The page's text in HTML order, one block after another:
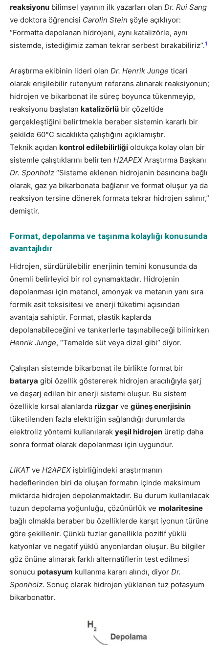
reaksiyonu bilimsel yayının ilk yazarları olan Dr. Rui Sang
ve doktora öğrencisi Carolin Stein şöyle açıklıyor:
“Formatta depolanan hidrojeni, aynı katalizörle, aynı
sistemde, istediğimiz zaman tekrar serbest bırakabiliriz”.1
Araştırma ekibinin lideri olan Dr. Henrik Junge ticari
olarak erişilebilir rutenyum referans alınarak reaksiyonun;
hidrojen ve bikarbonat ile süreç boyunca tükenmeyip,
reaksiyonu başlatan katalizörlü bir çözeltide
gerçekleştiğini belirtmekle beraber sistemin kararlı bir
şekilde 60°C sıcaklıkta çalıştığını açıklamıştır.
Teknik açıdan kontrol edilebilirliği oldukça kolay olan bir
sistemle çalıştıklarını belirten H2APEX Araştırma Başkanı
Dr. Sponholz “Sisteme eklenen hidrojenin basıncına bağlı
olarak, gaz ya bikarbonata bağlanır ve format oluşur ya da
reaksiyon tersine dönerek formata tekrar hidrojen salınır,”
demiştir.
Format, depolanma ve taşınma kolaylığı konusunda
avantajlıdır
Hidrojen, sürdürülebilir enerjinin temini konusunda da
önemli belirleyici bir rol oynamaktadır. Hidrojenin
depolanması için metanol, amonyak ve metanın yanı sıra
formik asit toksisitesi ve enerji tüketimi açısından
avantaja sahiptir. Format, plastik kaplarda
depolanabileceğini ve tankerlerle taşınabileceği bilinirken
Henrik Junge, “Temelde süt veya dizel gibi” diyor.
Çalışılan sistemde bikarbonat ile birlikte format bir
batarya gibi özellik göstererek hidrojen aracılığıyla şarj
ve deşarj edilen bir enerji sistemi oluşur. Bu sistem
özellikle kırsal alanlarda rüzgar ve güneş enerjisinin
tüketilenden fazla elektriğin sağlandığı durumlarda
elektroliz yöntemi kullanılarak yeşil hidrojen üretip daha
sonra format olarak depolanması için uygundur.
LIKAT ve H2APEX işbirliğindeki araştırmanın
hedeflerinden biri de oluşan formatın içinde maksimum
miktarda hidrojen depolanmaktadır. Bu durum kullanılacak
tuzun depolama yoğunluğu, çözünürlük ve molaritesine
bağlı olmakla beraber bu özelliklerde karşıt iyonun türüne
göre şekillenir. Çünkü tuzlar genellikle pozitif yüklü
katyonlar ve negatif yüklü anyonlardan oluşur. Bu bilgiler
göz önüne alınarak farklı alternatiflerin test edilmesi
sonucu potasyum kullanma kararı alındı, diyor Dr.
Sponholz. Sonuç olarak hidrojen yüklenen tuz potasyum
bikarbonattır.